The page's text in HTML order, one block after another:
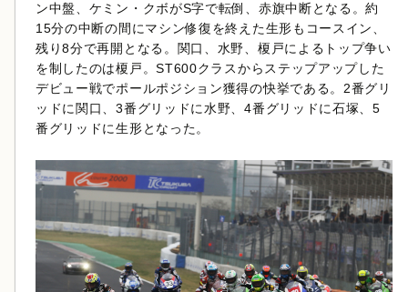
ン中盤、ケミン・クボがS字で転倒、赤旗中断となる。約
15分の中断の間にマシン修復を終えた生形もコースイン、
残り8分で再開となる。関口、水野、榎戸によるトップ争い
を制したのは榎戸。ST600クラスからステップアップした
デビュー戦でポールポジション獲得の快挙である。2番グリ
ッドに関口、3番グリッドに水野、4番グリッドに石塚、5
番グリッドに生形となった。